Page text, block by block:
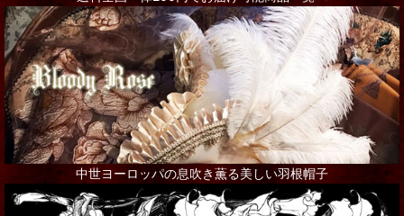
リング
ネックレス
ピアス
ブローチ
その他アクセサリー
インテリア
中世ヨーロッパの息吹き薫る美しい羽根帽子